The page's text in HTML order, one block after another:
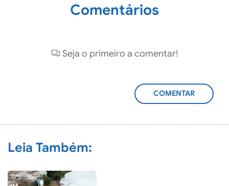
Comentários
Seja o primeiro a comentar!
ADICIONAR
Leia Também: